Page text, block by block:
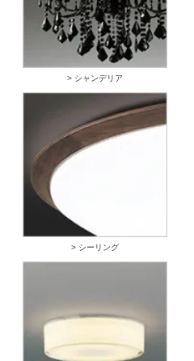
> シャンデリア
> シーリング